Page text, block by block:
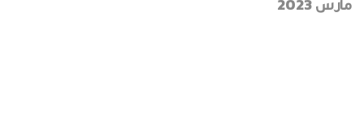
مارس 2023